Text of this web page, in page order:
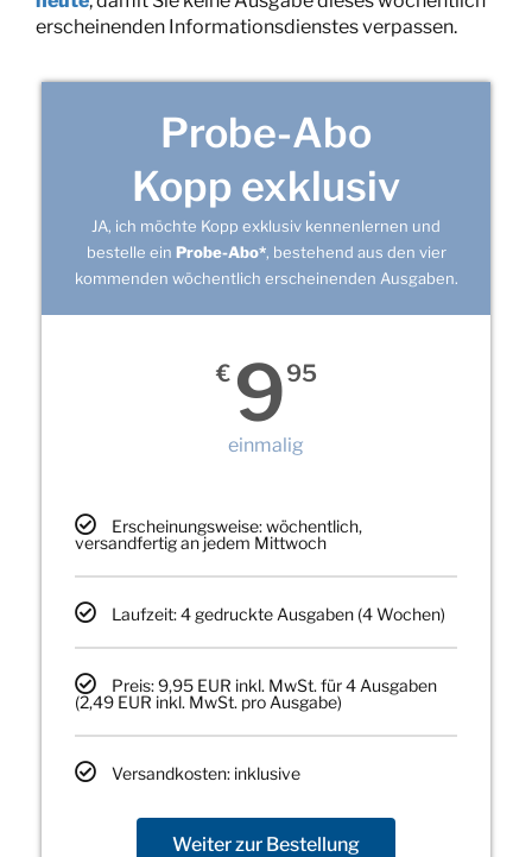
erscheinenden Informationsdienstes verpassen.
Probe-Abo
Kopp exklusiv
JA, ich möchte Kopp exklusiv kennenlernen und
bestelle ein Probe-Abo*, bestehend aus den vier
kommenden wöchentlich erscheinenden Ausgaben.
€ 995
einmalig
Erscheinungsweise: wöchentlich,
versandfertig an jedem Mittwoch
Laufzeit: 4 gedruckte Ausgaben (4 Wochen)
Preis: 9,95 EUR inkl. MwSt. für 4 Ausgaben
(2,49 EUR inkl. MwSt. pro Ausgabe)
Versandkosten: inklusive
Weiter zur Bestellung